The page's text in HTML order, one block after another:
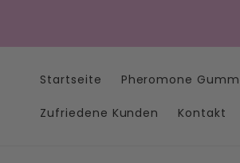
Startseite Pheromone
Zufriedene Kunden Kontakt